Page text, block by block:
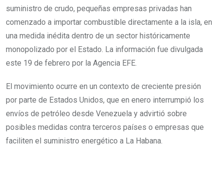
suministro de crudo, pequeñas empresas privadas han
comenzado a importar combustible directamente a la isla, en
una medida inédita dentro de un sector históricamente
monopolizado por el Estado. La información fue divulgada
este 19 de febrero por la Agencia EFE.
El movimiento ocurre en un contexto de creciente presión
por parte de Estados Unidos, que en enero interrumpió los
envíos de petróleo desde Venezuela y advirtió sobre
posibles medidas contra terceros países o empresas que
faciliten el suministro energético a La Habana.